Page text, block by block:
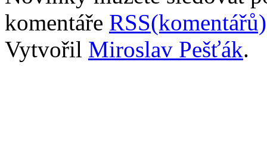
komentáře RSS(komentářů)
Vytvořil Miroslav Pešťák.